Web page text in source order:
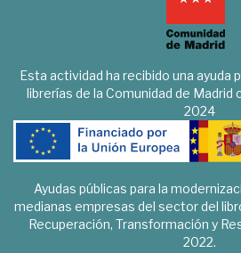
Esta actividad ha recibido una ayuda
librerías de la Comunidad de
2024
Ayudas públicas para la
medianas empresas del sector del
Recuperación, Transformación y
2022.